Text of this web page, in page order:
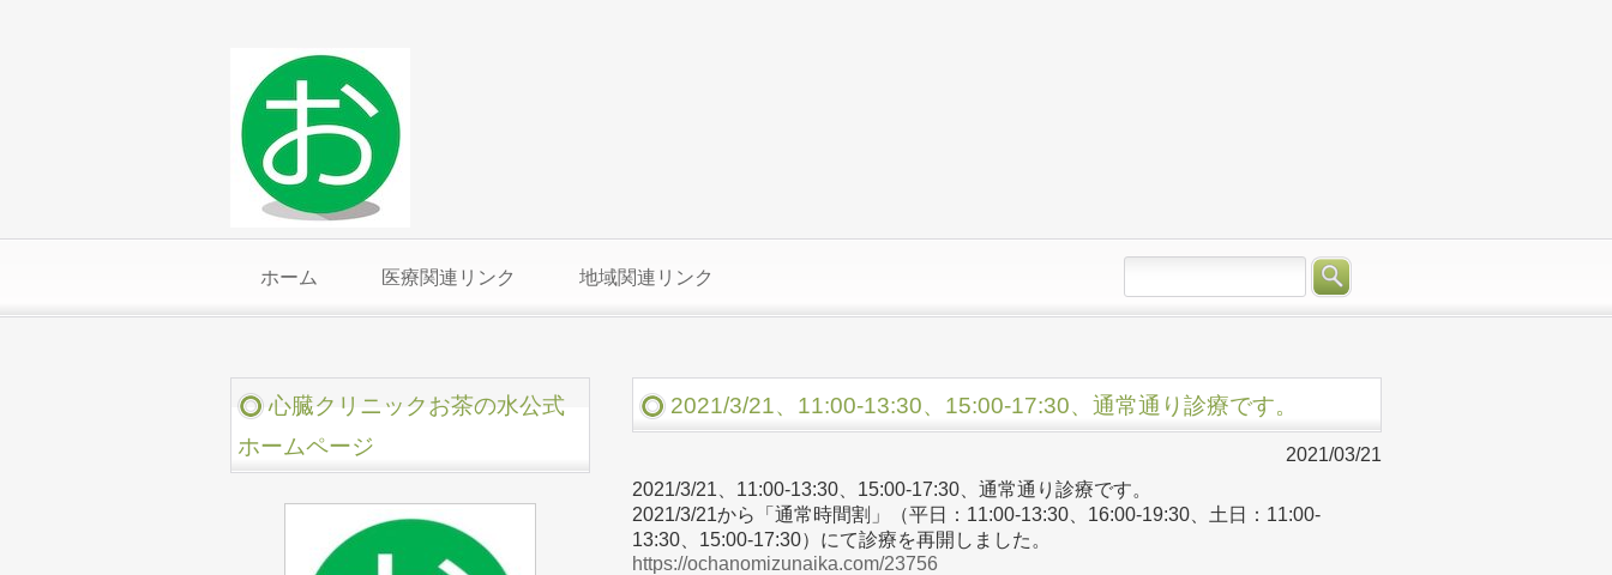
ホーム 医療関連リンク 地域関連リンク
2021/3/21、11:00-13:30、15:00-17:30、通常通り診療です。
2021/03/21
2021/3/21、11:00-13:30、15:00-17:30、通常通り診療です。
2021/3/21から「通常時間割」（平日：11:00-13:30、16:00-19:30、土日：11:00-
13:30、15:00-17:30）にて診療を再開しました。
https://ochanomizunaika.com/23756
心臓クリニックお茶の水公式
ホームページ